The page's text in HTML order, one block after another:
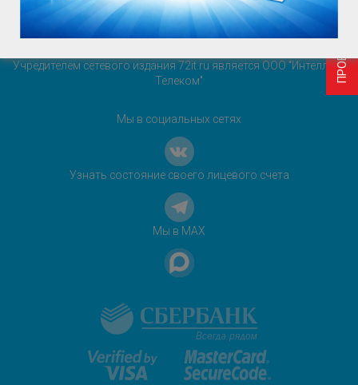
+7 (3452) 69 55 13
Работа с корпоративными клиентами
+7 (3452) 69 58 26
Учредителем сетевого издания 72it.ru является ООО "Интеллект
Телеком"
Мы в социальных сетях
Узнать состояние своего лицевого счета
Мы в MAX